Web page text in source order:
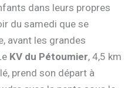
dans leurs propres
du samedi que se
avant les grandes
KV du Pétoumier, 4,5 km
prend son départ à